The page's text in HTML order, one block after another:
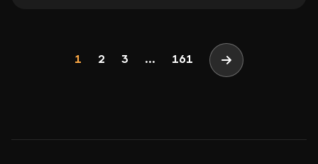
Page
1 Page
2 Page
3 ... 161 Page suivante